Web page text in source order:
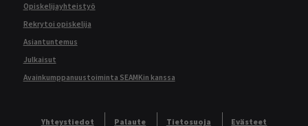
Opiskelijayhteistyö
Rekrytoi opiskelija
Asiantuntemus
Julkaisut
Avainkumppanuustoiminta SEAMKin kanssa
Yhteystiedot Palaute Tietosuoja
Evästeet